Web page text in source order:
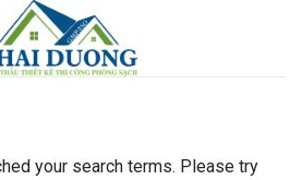
your search terms. Please try